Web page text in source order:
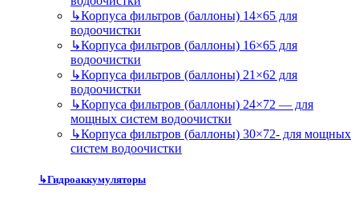
↳Корпуса фильтров (баллоны) 14×65 для
водоочистки
↳Корпуса фильтров (баллоны) 16×65 для
водоочистки
↳Корпуса фильтров (баллоны) 21×62 для
водоочистки
↳Корпуса фильтров (баллоны) 24×72 — для
мощных систем водоочистки
↳Корпуса фильтров (баллоны) 30×72- для мощных
систем водоочистки
↳Гидроаккумуляторы